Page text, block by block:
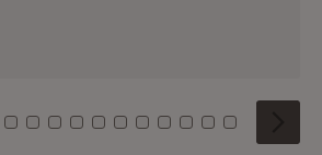
0 1 2
Kachel: 3
Zu Kachel: 4
Zu Kachel: 5
Zu Kachel: 6
Zu Kachel: 7
Zu Kachel: 8
Zu Kachel: 9
Zu Kachel: 10
Zu Kachel: 11
Zu Kachel: 12
Zu Kachel:
Zu